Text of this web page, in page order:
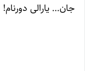
جان… یارالی دورنام!